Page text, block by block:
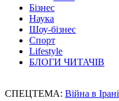
Бізнес
Наука
Шоу-бізнес
Спорт
Lifestyle
БЛОГИ ЧИТАЧІВ
СПЕЦТЕМА: Війна в Ірані